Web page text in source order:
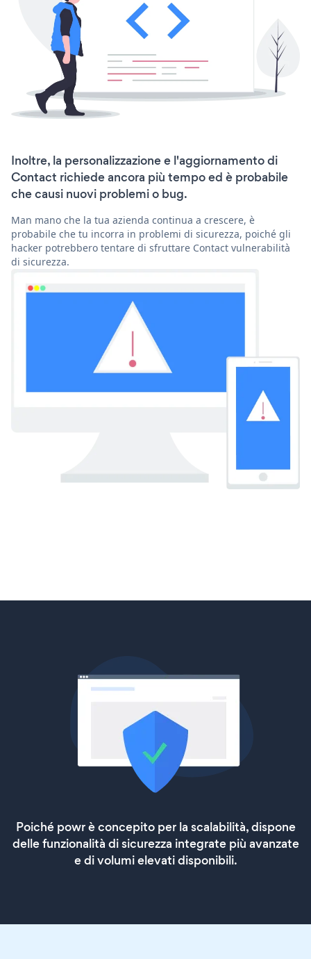
Inoltre, la personalizzazione e l'aggiornamento di
Contact richiede ancora più tempo ed è probabile
che causi nuovi problemi o bug.
Man mano che la tua azienda continua a crescere, è
probabile che tu incorra in problemi di sicurezza, poiché gli
hacker potrebbero tentare di sfruttare Contact vulnerabilità
di sicurezza.
Poiché powr è concepito per la scalabilità, dispone
delle funzionalità di sicurezza integrate più avanzate
e di volumi elevati disponibili.